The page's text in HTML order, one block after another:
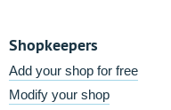
Shopkeepers
Add your shop for free
Modify your shop